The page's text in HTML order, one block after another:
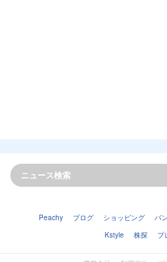
Peachy ブログ ショッピング バ
Kstyle
株探 プ